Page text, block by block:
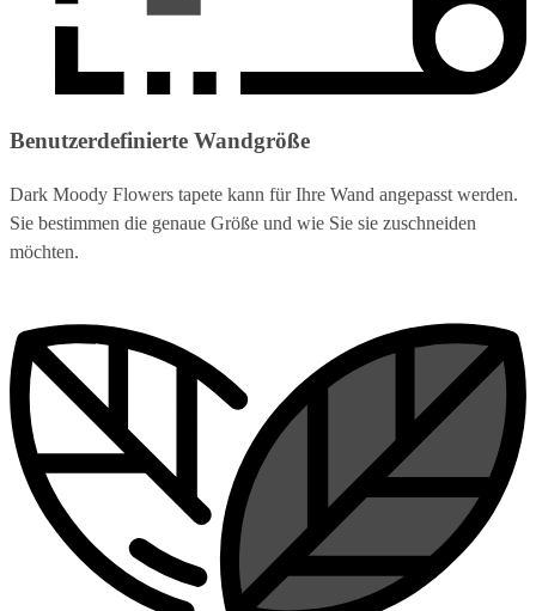
Benutzerdefinierte Wandgröße
Dark Moody Flowers tapete kann für Ihre Wand angepasst werden.
Sie bestimmen die genaue Größe und wie Sie sie zuschneiden
möchten.